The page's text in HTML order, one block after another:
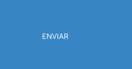
ENVIAR